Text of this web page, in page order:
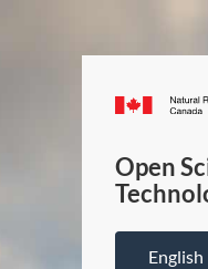
Open
English